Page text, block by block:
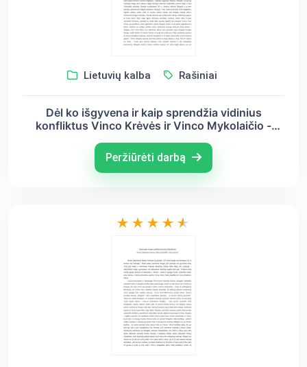
Lietuvių kalba Rašiniai
Dėl ko išgyvena ir kaip sprendžia vidinius
konfliktus Vinco Krėvės ir Vinco Mykolaičio -
Mickevičius, Vincas Mykolaitis - Putinas)
Peržiūrėti darbą